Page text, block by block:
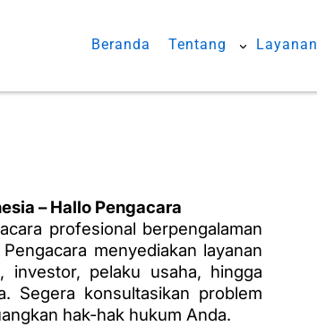
Beranda Tentang Layanan
– Hallo Pengacara
profesional berpengalaman
menyediakan layanan
investor, pelaku usaha, hingga
Segera konsultasikan problem
hak-hak hukum Anda.